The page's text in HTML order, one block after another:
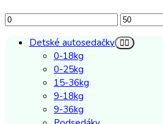
Minimálna
cena
Maximálna
cena
Detské autosedačky
0-18kg
0-25kg
15-36kg
9-18kg
9-36kg